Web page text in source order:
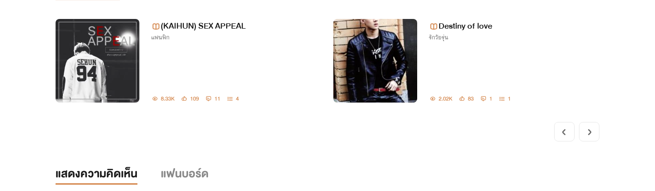
(KAIHUN) SEX APPEAL
แฟนฟิก
8.33K 109 11 4
Destiny of love
รักวัยรุ่น
2.02K 83 1 1
แสดงความคิดเห็น แฟนบอร์ด